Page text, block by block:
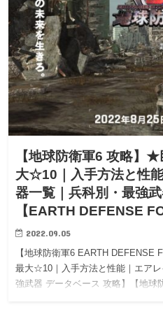
【地球防衛軍6 攻略】
大☆10｜入手方法と性
器一覧｜兵科別・最強
【EARTH DEFENSE
2022.09.05
【地球防衛軍6 EARTH DEFENSE
最大☆10｜入手方法と性能｜エア
強武器 データベース 攻略】【地球